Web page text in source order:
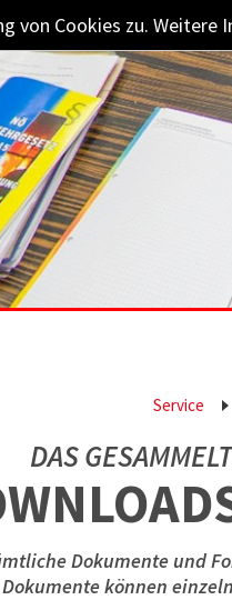
von Cookies zu.
Service
DAS
Dokumente und
Dokumente können